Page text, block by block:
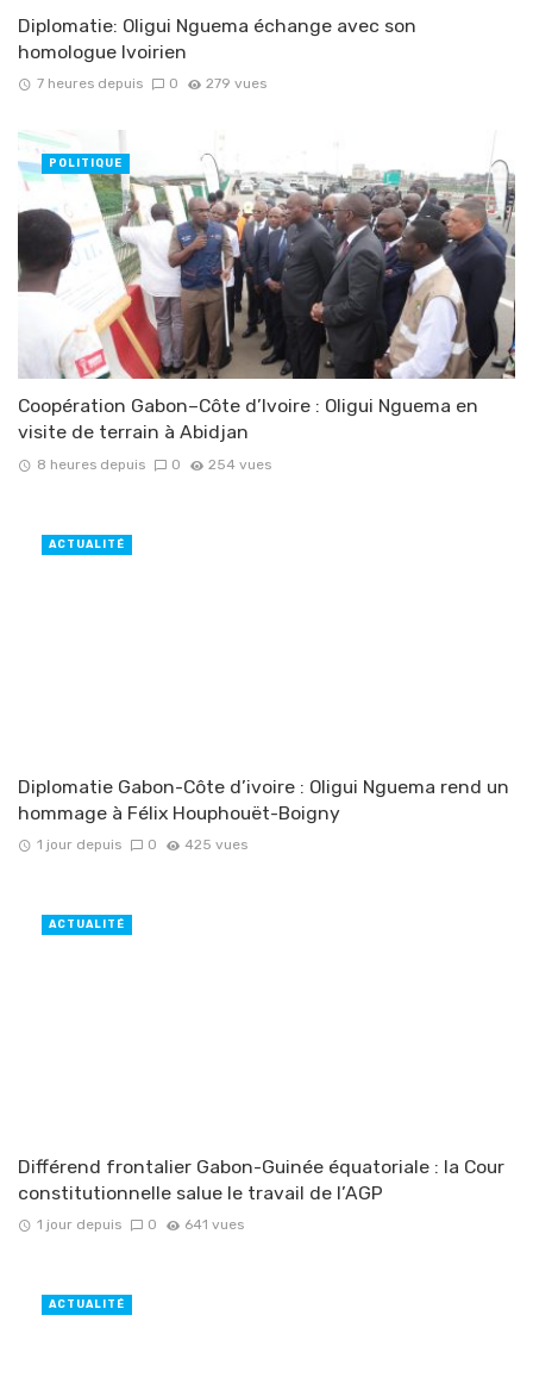
Diplomatie: Oligui Nguema échange avec son
homologue Ivoirien
7 heures depuis 0 279 vues
Coopération Gabon–Côte d’Ivoire : Oligui Nguema en
visite de terrain à Abidjan
8 heures depuis 0 254 vues
POLITIQUE
Diplomatie Gabon-Côte d’ivoire : Oligui Nguema rend un
hommage à Félix Houphouët-Boigny
1 jour depuis 0 425 vues
ACTUALITÉ
Différend frontalier Gabon-Guinée équatoriale : la Cour
constitutionnelle salue le travail de l’AGP
1 jour depuis 0 641 vues
ACTUALITÉ
ACTUALITÉ